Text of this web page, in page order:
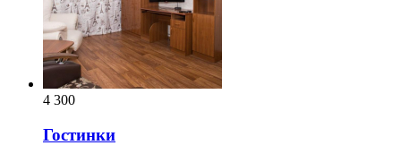
4 300
Гостинки